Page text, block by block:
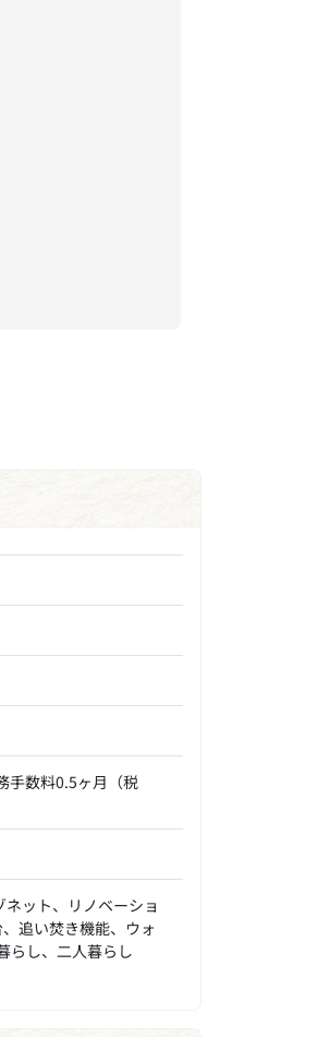
手数料0.5ヶ月（税
ット、リノベーショ
追い焚き機能、ウォ
らし、二人暮らし